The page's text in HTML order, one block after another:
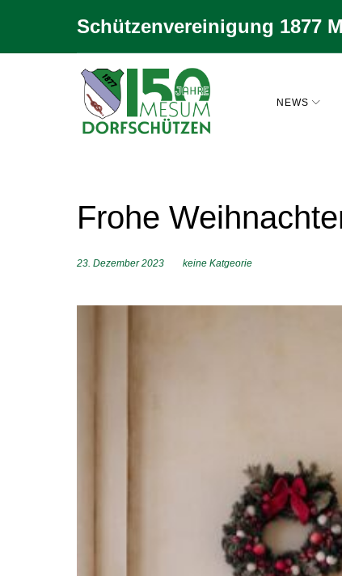
Schützenvereinigung 1877
NEWS
Frohe
23. Dezember 2023 keine Katgeorie